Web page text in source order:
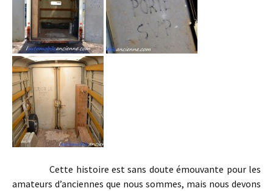
Cette histoire est sans doute émouvante pour les
amateurs d’anciennes que nous sommes, mais nous devons